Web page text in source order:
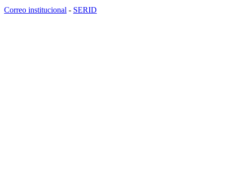
Correo institucional - SERID